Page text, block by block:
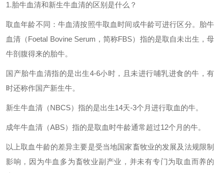
1.胎牛血清和新生牛血清的区别是什么？
取血年龄不同：牛血清按照牛取血时间或牛龄可进行区分。胎牛
血清（Foetal Bovine Serum，简称FBS）指的是取自未出生，母
牛剖腹得来的胎牛。
国产胎牛血清指的是出生4-6小时，且未进行哺乳进食的牛，有
时还称作国产新生牛。
新生牛血清（NBCS）指的是出生14天-3个月进行取血的牛。
成年牛血清（ABS）指的是取血时牛龄通常超过12个月的牛。
以上取血牛龄的差异主要是受当地国家畜牧业的发展及法规限制
影响，因为牛血多为畜牧业副产业，并未有专门为取血而养的